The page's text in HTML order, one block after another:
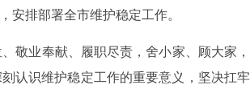
安排部署全市维护稳定工作。
敬业奉献、履职尽责，舍小家、顾大家，
认识维护稳定工作的重要意义，坚决扛牢